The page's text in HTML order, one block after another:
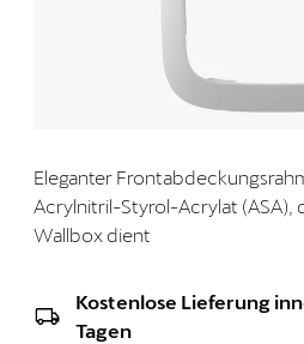
Eleganter
Acrylnitril-Styrol-Acrylat (ASA),
Wallbox dient
Kostenlose Lieferung
Tagen